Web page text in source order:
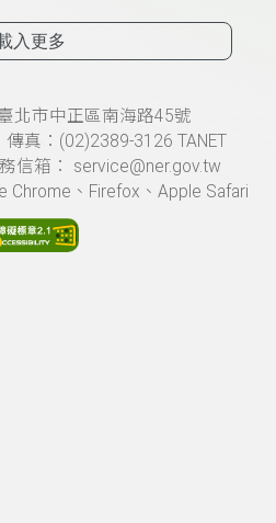
入更多
北市中正區南海路45號
真：(02)2389-3126 TANET
信箱： service@ner.gov.tw
Chrome、Firefox、Apple Safari